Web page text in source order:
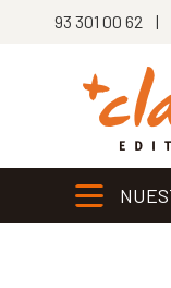
93 301 00 62 |